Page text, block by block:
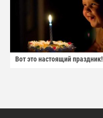
Вот это настоящий праздник!